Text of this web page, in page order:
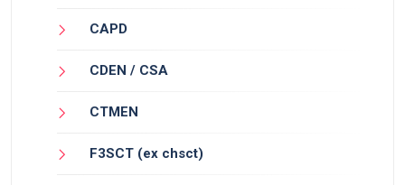
CAPD
CDEN / CSA
CTMEN
F3SCT (ex chsct)